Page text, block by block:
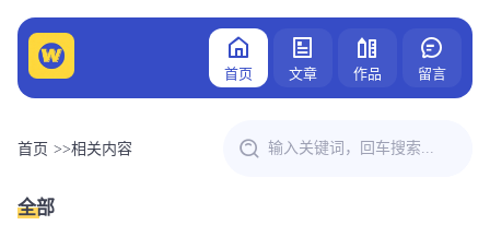
首页 文章 作品 留言
首页 >>相关内容
全部